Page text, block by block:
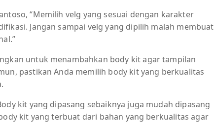
“Memilih velg yang sesuai dengan karakter
Jangan sampai velg yang dipilih malah membuat
untuk menambahkan body kit agar tampilan
pastikan Anda memilih body kit yang berkualitas
kit yang dipasang sebaiknya juga mudah dipasang
kit yang terbuat dari bahan yang berkualitas agar